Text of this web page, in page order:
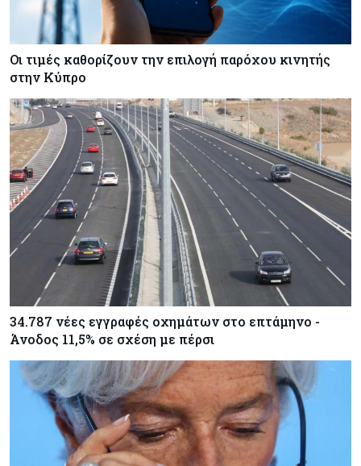
Οι τιμές καθορίζουν την επιλογή παρόχου κινητής
στην Κύπρο
34.787 νέες εγγραφές οχημάτων στο επτάμηνο -
Άνοδος 11,5% σε σχέση με πέρσι